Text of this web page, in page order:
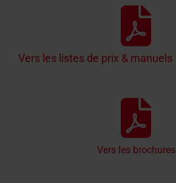
Vers les listes de prix & manuels
Vers les brochures